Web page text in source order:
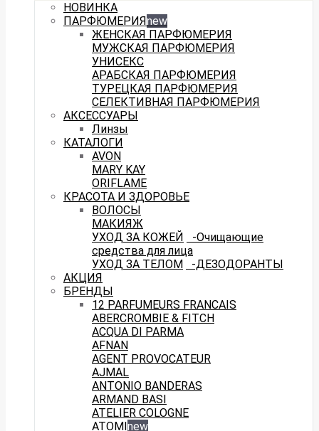
НОВИНКА
ПАРФЮМЕРИЯnew
ЖЕНСКАЯ ПАРФЮМЕРИЯ
МУЖСКАЯ ПАРФЮМЕРИЯ
УНИСЕКС
АРАБСКАЯ ПАРФЮМЕРИЯ
ТУРЕЦКАЯ ПАРФЮМЕРИЯ
СЕЛЕКТИВНАЯ ПАРФЮМЕРИЯ
АКСЕССУАРЫ
Линзы
КАТАЛОГИ
AVON
MARY KAY
ORIFLAME
КРАСОТА И ЗДОРОВЬЕ
ВОЛОСЫ
МАКИЯЖ
УХОД ЗА КОЖЕЙ
-Очищающие
средства для лица
УХОД ЗА ТЕЛОМ
-ДЕЗОДОРАНТЫ
АКЦИЯ
БРЕНДЫ
12 PARFUMEURS FRANCAIS
ABERCROMBIE & FITCH
ACQUA DI PARMA
AFNAN
AGENT PROVOCATEUR
AJMAL
ANTONIO BANDERAS
ARMAND BASI
ATELIER COLOGNE
ATOMI new